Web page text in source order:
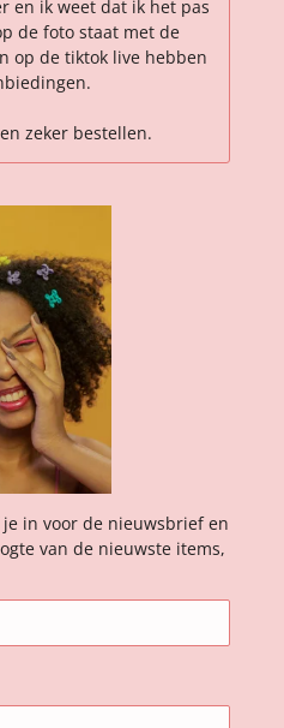
en ik weet dat ik het pas
de foto staat met de
op de tiktok live hebben
zeker bestellen.
in voor de nieuwsbrief en
van de nieuwste items,